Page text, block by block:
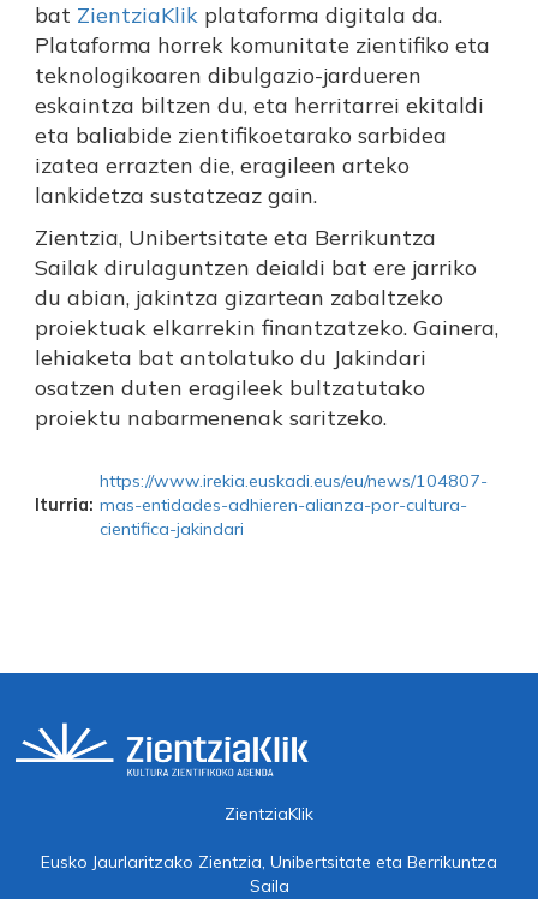
bat ZientziaKlik plataforma digitala da.
Plataforma horrek komunitate zientifiko eta
teknologikoaren dibulgazio-jardueren
eskaintza biltzen du, eta herritarrei ekitaldi
eta baliabide zientifikoetarako sarbidea
izatea errazten die, eragileen arteko
lankidetza sustatzeaz gain.
Zientzia, Unibertsitate eta Berrikuntza
Sailak dirulaguntzen deialdi bat ere jarriko
du abian, jakintza gizartean zabaltzeko
proiektuak elkarrekin finantzatzeko. Gainera,
lehiaketa bat antolatuko du Jakindari
osatzen duten eragileek bultzatutako
proiektu nabarmenenak saritzeko.
Iturria:
https://www.irekia.euskadi.eus/eu/news/104807-
mas-entidades-adhieren-alianza-por-cultura-
cientifica-jakindari
ZientziaKlik
Eusko Jaurlaritzako Zientzia, Unibertsitate eta Berrikuntza
Saila